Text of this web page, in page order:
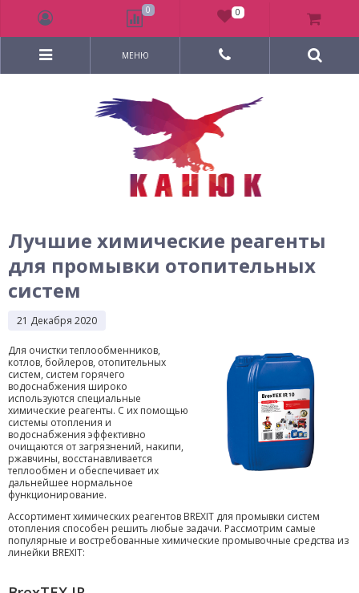
МЕНЮ
Лучшие химические реагенты
для промывки отопительных
систем
21 Декабря 2020
Для очистки теплообменников,
котлов, бойлеров, отопительных
систем, систем горячего
водоснабжения широко
используются специальные
химические реагенты. С их помощью
системы отопления и
водоснабжения эффективно
очищаются от загрязнений, накипи,
ржавчины, восстанавливается
теплообмен и обеспечивает их
дальнейшее нормальное
функционирование.
Ассортимент химических реагентов BREXIT для промывки систем
отопления способен решить любые задачи. Рассмотрим самые
популярные и востребованные химические промывочные средства из
линейки BREXIT:
0 0